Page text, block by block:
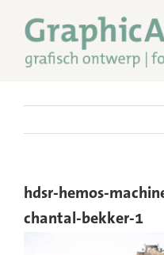
naar
inhoud
hdsr-hemos-
chantal-bekker-1